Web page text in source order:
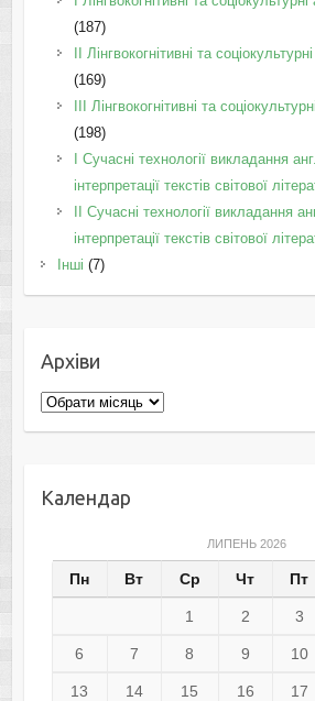
(187)
IІ Лінгвокогнітивні та
(169)
IІI Лінгвокогнітивні та
(198)
I Cучасні технології викладання
інтерпретації текстів світової
II Cучасні технології викладання
інтерпретації текстів світової
Інші (7)
Архіви
Архіви
Календар
ЛИПЕНЬ 2026
Пн Вт Ср Чт Пт
1 2 3
6 7 8 9 10
13 14 15 16 17